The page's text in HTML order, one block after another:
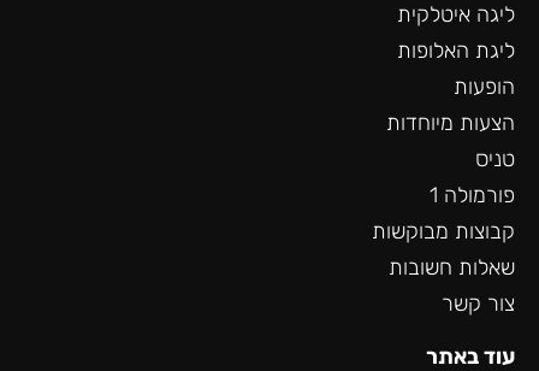
ליגה איטלקית
ליגת האלופות
הופעות
הצעות מיוחדות
טניס
פורמולה 1
קבוצות מבוקשות
שאלות חשובות
צור קשר
עוד באתר